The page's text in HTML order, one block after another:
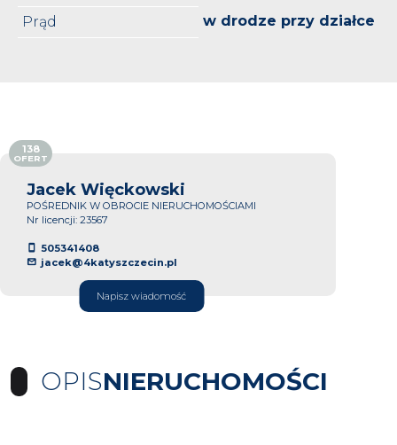
Prąd
w drodze przy działce
Jacek Więckowski
POŚREDNIK W OBROCIE NIERUCHOMOŚCIAMI
Nr licencji: 23567
505341408
jacek@4katyszczecin.pl
Napisz wiadomość
138
OFERT
OPISNIERUCHOMOŚCI